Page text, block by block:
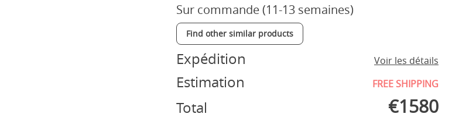
Sur commande (11-13 semaines)
Find other similar products
Expédition Voir les détails
Estimation FREE SHIPPING
Total €1580